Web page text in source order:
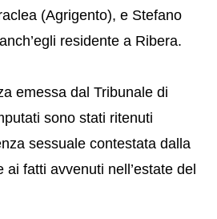
(Agrigento), e Stefano
residente a Ribera.
emessa dal Tribunale di
sono stati ritenuti
sessuale contestata dalla
fatti avvenuti nell’estate del